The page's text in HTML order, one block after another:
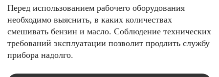
Перед использованием рабочего оборудования
необходимо выяснить, в каких количествах
смешивать бензин и масло. Соблюдение технических
требований эксплуатации позволит продлить службу
прибора надолго.